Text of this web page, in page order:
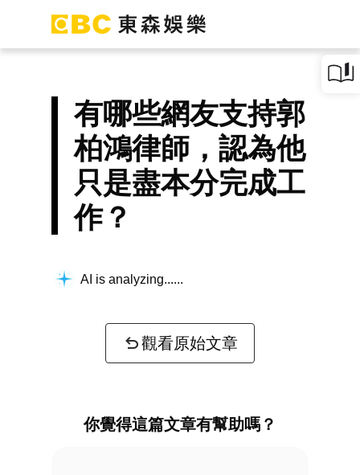
有哪些網友支持郭
柏鴻律師，認為他
只是盡本分完成工
作？
AI is analyzing...
觀看原始文章
你覺得這篇文章有幫助嗎？